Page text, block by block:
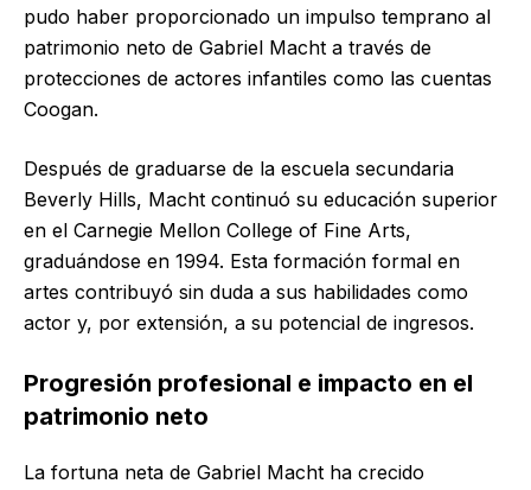
pudo haber proporcionado un impulso temprano al
patrimonio neto de Gabriel Macht a través de
protecciones de actores infantiles como las cuentas
Coogan.
Después de graduarse de la escuela secundaria
Beverly Hills, Macht continuó su educación superior
en el Carnegie Mellon College of Fine Arts,
graduándose en 1994. Esta formación formal en
artes contribuyó sin duda a sus habilidades como
actor y, por extensión, a su potencial de ingresos.
Progresión profesional e impacto en el
patrimonio neto
La fortuna neta de Gabriel Macht ha crecido